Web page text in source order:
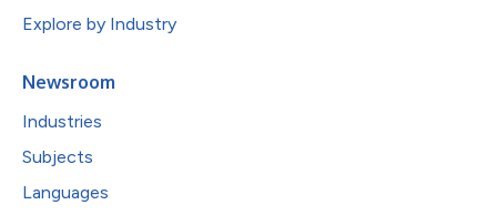
Explore by Industry
Newsroom
Industries
Subjects
Languages